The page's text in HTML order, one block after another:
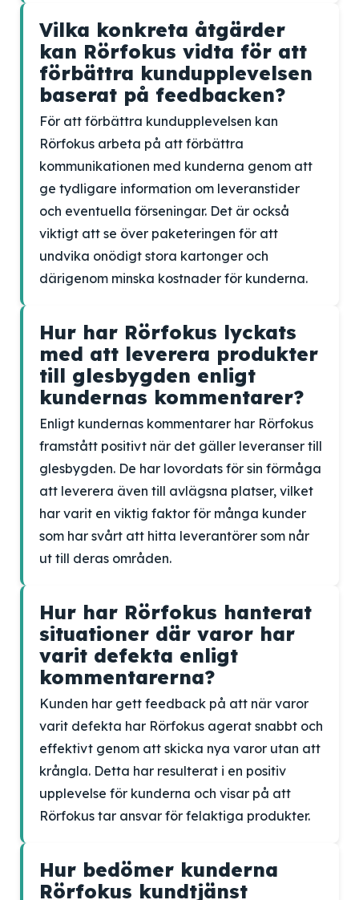
Vilka konkreta åtgärder
kan Rörfokus vidta för att
förbättra kundupplevelsen
baserat på feedbacken?
För att förbättra kundupplevelsen kan
Rörfokus arbeta på att förbättra
kommunikationen med kunderna genom att
ge tydligare information om leveranstider
och eventuella förseningar. Det är också
viktigt att se över paketeringen för att
undvika onödigt stora kartonger och
därigenom minska kostnader för kunderna.
Hur har Rörfokus lyckats
med att leverera produkter
till glesbygden enligt
kundernas kommentarer?
Enligt kundernas kommentarer har Rörfokus
framstått positivt när det gäller leveranser till
glesbygden. De har lovordats för sin förmåga
att leverera även till avlägsna platser, vilket
har varit en viktig faktor för många kunder
som har svårt att hitta leverantörer som når
ut till deras områden.
Hur har Rörfokus hanterat
situationer där varor har
varit defekta enligt
kommentarerna?
Kunden har gett feedback på att när varor
varit defekta har Rörfokus agerat snabbt och
effektivt genom att skicka nya varor utan att
krångla. Detta har resulterat i en positiv
upplevelse för kunderna och visar på att
Rörfokus tar ansvar för felaktiga produkter.
Hur bedömer kunderna
Rörfokus kundtjänst